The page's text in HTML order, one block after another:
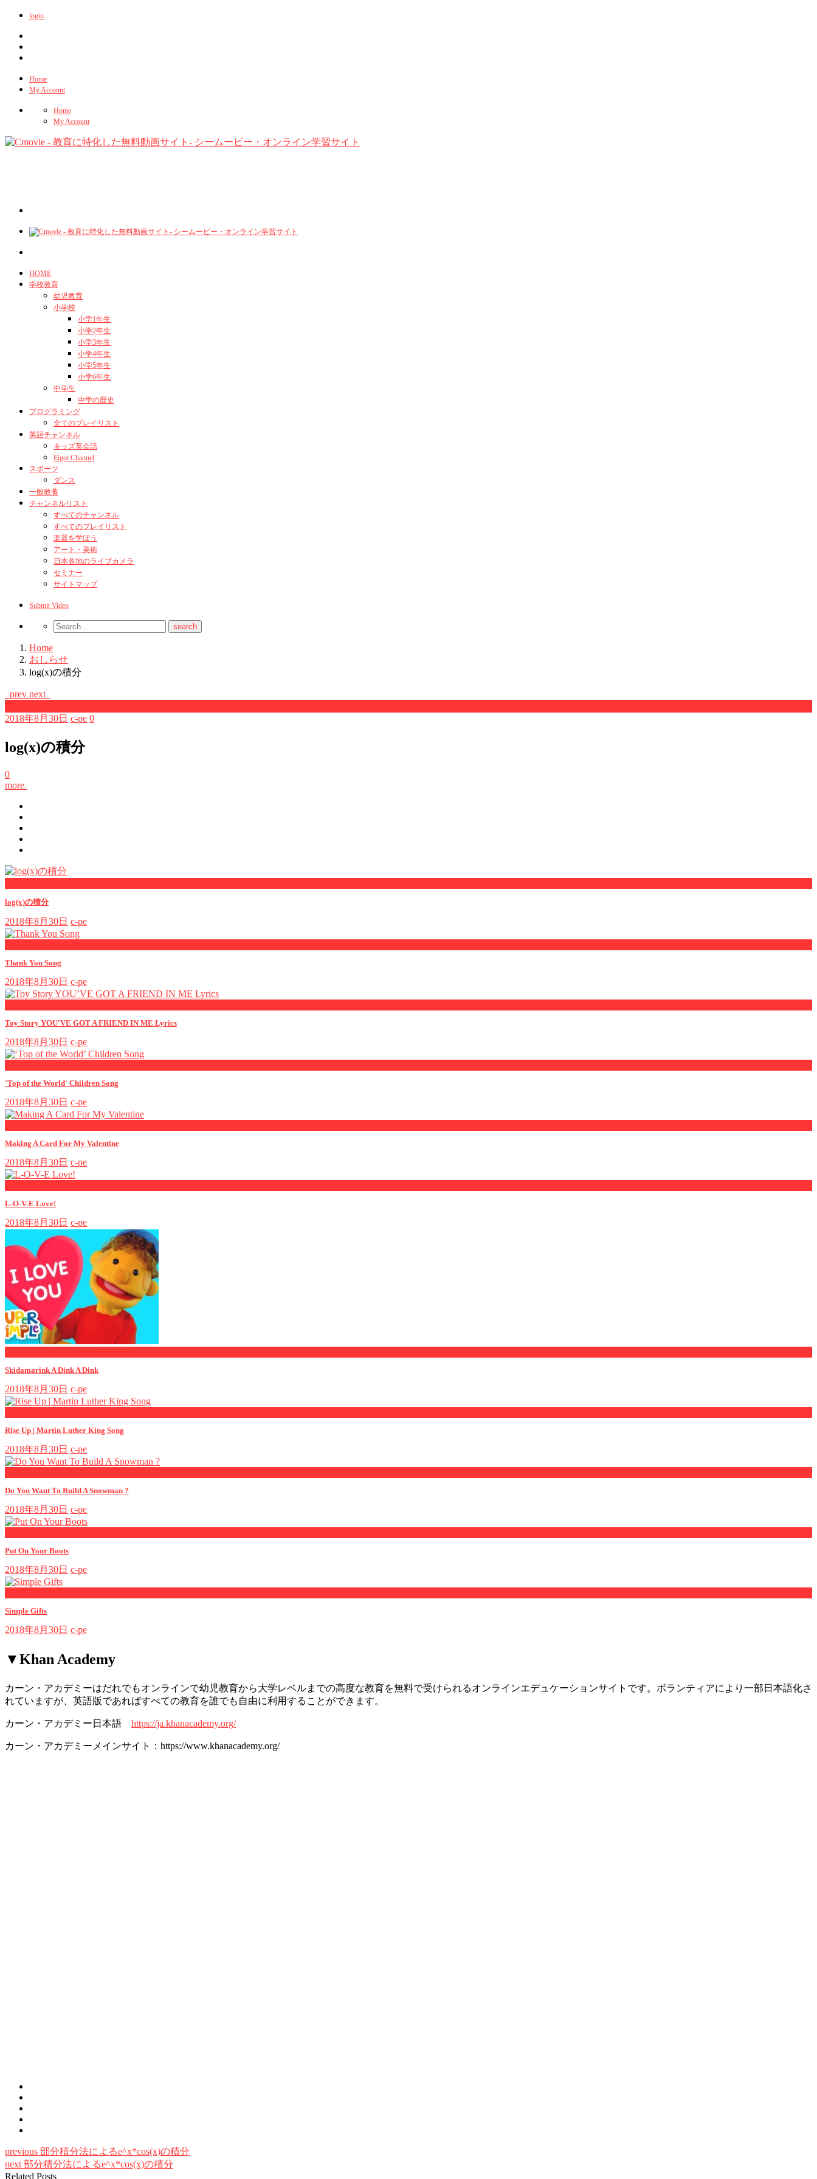
login
Home
My Account
Home
My Account
HOME
学校教育
幼児教育
小学校
小学1年生
小学2年生
小学3年生
小学4年生
小学5年生
小学6年生
中学生
中学の歴史
プログラミング
全てのプレイリスト
英語チャンネル
キッズ英会話
Eigot Channel
スポーツ
ダンス
一般教養
チャンネルリスト
すべてのチャンネル
すべてのプレイリスト
楽器を学ぼう
アート・美術
日本各地のライブカメラ
セミナー
サイトマップ
Submit Video
Home
おしらせ
log(x)の積分
prev next
2018年8月30日 c-pe 0
log(x)の積分
0
more
log(x)の積分
2018年8月30日 c-pe
Thank You Song
2018年8月30日 c-pe
Toy Story YOU'VE GOT A FRIEND IN ME Lyrics
2018年8月30日 c-pe
'Top of the World' Children Song
2018年8月30日 c-pe
Making A Card For My Valentine
2018年8月30日 c-pe
L-O-V-E Love!
2018年8月30日 c-pe
Skidamarink A Dink A Dink
2018年8月30日 c-pe
Rise Up | Martin Luther King Song
2018年8月30日 c-pe
Do You Want To Build A Snowman ?
2018年8月30日 c-pe
Put On Your Boots
2018年8月30日 c-pe
Simple Gifts
2018年8月30日 c-pe
▼Khan Academy
カーン・アカデミーはだれでもオンラインで幼児教育から大学レベルまでの高度な教育を無料で受けられるオンラインエデュケーションサイトです。ボランティアにより一部日本語化さ
れていますが、英語版であればすべての教育を誰でも自由に利用することができます。
カーン・アカデミー日本語 https://ja.khanacademy.org/
カーン・アカデミーメインサイト：https://www.khanacademy.org/
previous 部分積分法によるe^x*cos(x)の積分
next 部分積分法によるe^x*cos(x)の積分
Related Posts